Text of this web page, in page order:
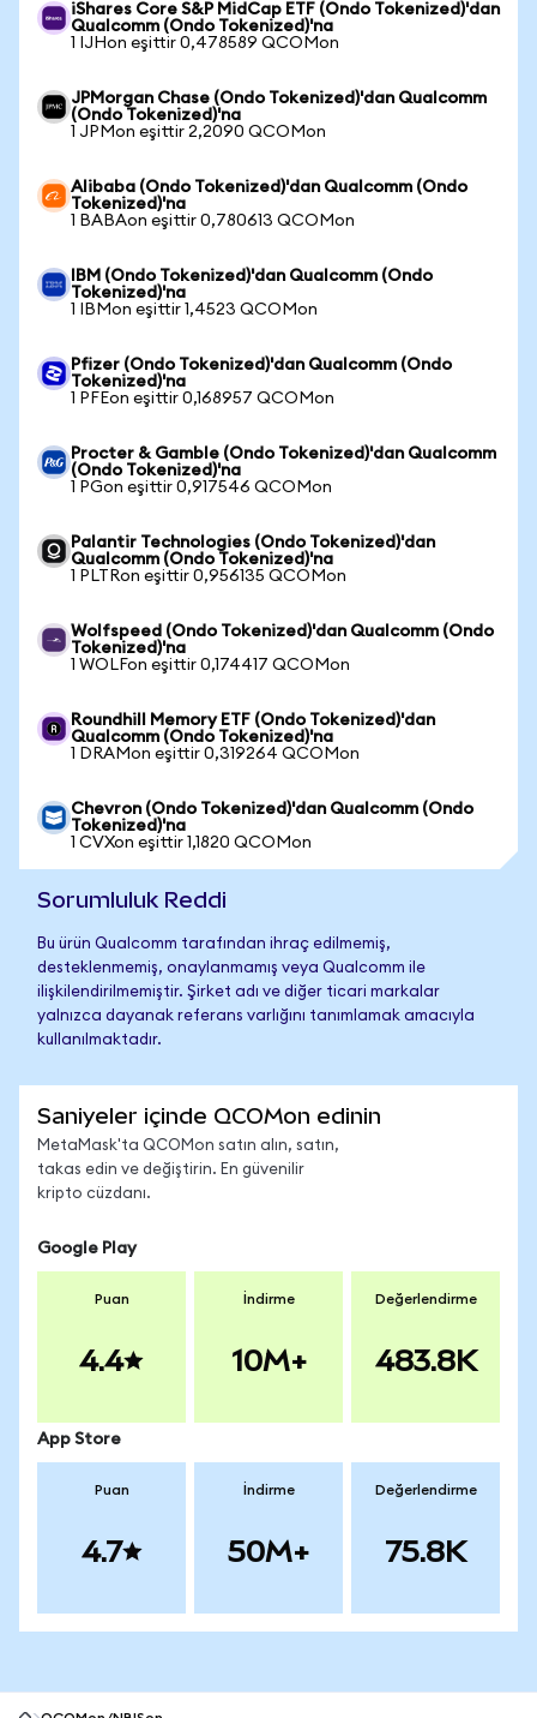
iShares Core S&P MidCap ETF (Ondo Tokenized)'dan
Qualcomm (Ondo Tokenized)'na
1 IJHon eşittir 0,478589 QCOMon
JPMorgan Chase (Ondo Tokenized)'dan Qualcomm
(Ondo Tokenized)'na
1 JPMon eşittir 2,2090 QCOMon
Alibaba (Ondo Tokenized)'dan Qualcomm (Ondo
Tokenized)'na
1 BABAon eşittir 0,780613 QCOMon
IBM (Ondo Tokenized)'dan Qualcomm (Ondo
Tokenized)'na
1 IBMon eşittir 1,4523 QCOMon
Pfizer (Ondo Tokenized)'dan Qualcomm (Ondo
Tokenized)'na
1 PFEon eşittir 0,168957 QCOMon
Procter & Gamble (Ondo Tokenized)'dan Qualcomm
(Ondo Tokenized)'na
1 PGon eşittir 0,917546 QCOMon
Palantir Technologies (Ondo Tokenized)'dan
Qualcomm (Ondo Tokenized)'na
1 PLTRon eşittir 0,956135 QCOMon
Wolfspeed (Ondo Tokenized)'dan Qualcomm (Ondo
Tokenized)'na
1 WOLFon eşittir 0,174417 QCOMon
Roundhill Memory ETF (Ondo Tokenized)'dan
Qualcomm (Ondo Tokenized)'na
1 DRAMon eşittir 0,319264 QCOMon
Chevron (Ondo Tokenized)'dan Qualcomm (Ondo
Tokenized)'na
1 CVXon eşittir 1,1820 QCOMon
Sorumluluk Reddi
Bu ürün Qualcomm tarafından ihraç edilmemiş,
desteklenmemiş, onaylanmamış veya Qualcomm ile
ilişkilendirilmemiştir. Şirket adı ve diğer ticari markalar
yalnızca dayanak referans varlığını tanımlamak amacıyla
kullanılmaktadır.
Saniyeler içinde QCOMon edinin
MetaMask'ta QCOMon satın alın, satın,
takas edin ve değiştirin. En güvenilir
kripto cüzdanı.
Google Play
Puan
4.4
İndirme
10M+
Değerlendirme
483.8K
App Store
Puan
4.7
İndirme
50M+
Değerlendirme
75.8K